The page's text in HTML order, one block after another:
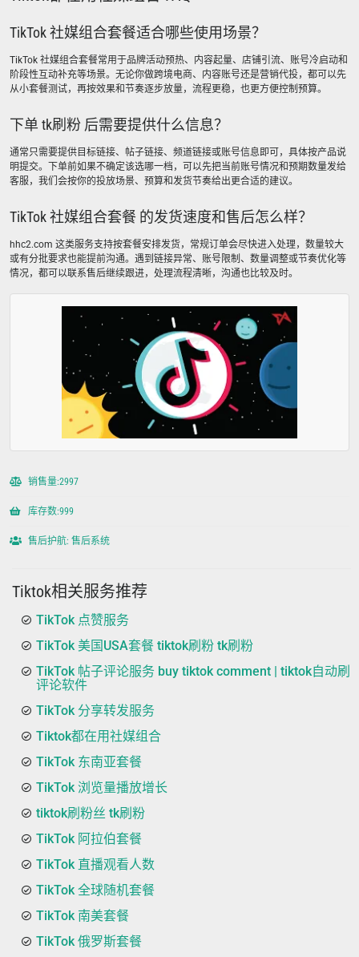
TikTok 社媒组合套餐适合哪些使用场景？
TikTok 社媒组合套餐常用于品牌活动预热、内容起量、店铺引流、账号冷启动和
阶段性互动补充等场景。无论你做跨境电商、内容账号还是营销代投，都可以先
从小套餐测试，再按效果和节奏逐步放量，流程更稳，也更方便控制预算。
下单 tk刷粉 后需要提供什么信息？
通常只需要提供目标链接、帖子链接、频道链接或账号信息即可，具体按产品说
明提交。下单前如果不确定该选哪一档，可以先把当前账号情况和预期数量发给
客服，我们会按你的投放场景、预算和发货节奏给出更合适的建议。
TikTok 社媒组合套餐 的发货速度和售后怎么样？
hhc2.com 这类服务支持按套餐安排发货，常规订单会尽快进入处理，数量较大
或有分批要求也能提前沟通。遇到链接异常、账号限制、数量调整或节奏优化等
情况，都可以联系售后继续跟进，处理流程清晰，沟通也比较及时。
销售量:2997
库存数:999
售后护航: 售后系统
Tiktok相关服务推荐
TikTok 点赞服务
TikTok 美国USA套餐 tiktok刷粉 tk刷粉
TikTok 帖子评论服务 buy tiktok comment | tiktok自动刷
评论软件
TikTok 分享转发服务
Tiktok都在用社媒组合
TikTok 东南亚套餐
TikTok 浏览量播放增长
tiktok刷粉丝 tk刷粉
TikTok 阿拉伯套餐
TikTok 直播观看人数
TikTok 全球随机套餐
TikTok 南美套餐
TikTok 俄罗斯套餐